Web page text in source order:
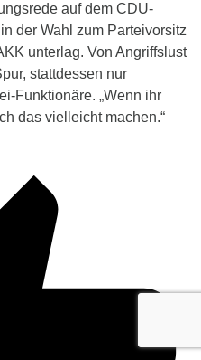
auf dem CDU-
der Wahl zum Parteivorsitz
unterlag. Von Angriffslust
stattdessen nur
Funktionäre. „Wenn ihr
das vielleicht machen.“